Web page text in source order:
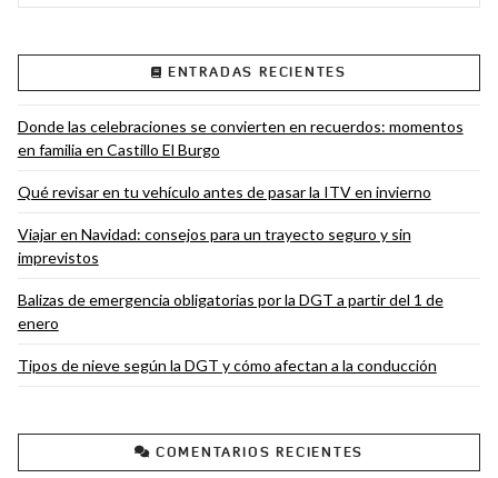
ENTRADAS RECIENTES
Donde las celebraciones se convierten en recuerdos: momentos
en familia en Castillo El Burgo
Qué revisar en tu vehículo antes de pasar la ITV en invierno
Viajar en Navidad: consejos para un trayecto seguro y sin
imprevistos
Balizas de emergencia obligatorias por la DGT a partir del 1 de
enero
Tipos de nieve según la DGT y cómo afectan a la conducción
COMENTARIOS RECIENTES